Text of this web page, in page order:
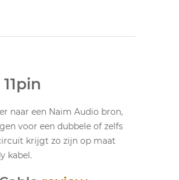
naar een Naim Audio bron,
voor een dubbele of zelfs
krijgt zo zijn op maat
kabel.